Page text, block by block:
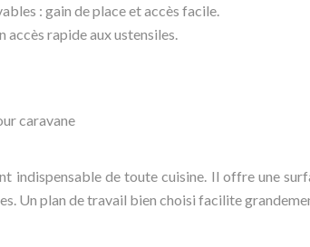
: gain de place et accès facile.
accès rapide aux ustensiles.
indispensable de toute cuisine. Il offre une
Un plan de travail bien choisi facilite